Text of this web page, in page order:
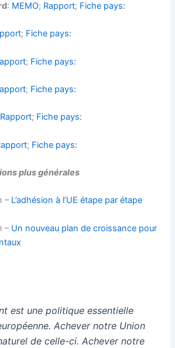
: MEMO; Rapport; Fiche pays:
; Fiche pays:
; Fiche pays:
; Fiche pays:
Rapport; Fiche pays:
; Fiche pays:
plus générales
– L’adhésion à l’UE étape par étape
– Un nouveau plan de croissance pour
est une politique essentielle
Achever notre Union
de celle-ci. Achever notre